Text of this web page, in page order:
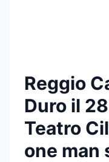
Reggio
Duro il
Teatro
one man